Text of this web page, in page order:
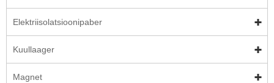
Elektriisolatsioonipaber
Kuullaager
Magnet